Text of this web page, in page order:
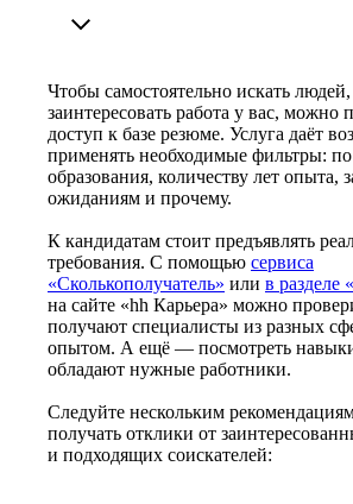
Чтобы самостоятельно искать
заинтересовать работа у вас, можно
доступ к базе резюме. Услуга даёт
применять необходимые фильтры:
образования, количеству лет опыта,
ожиданиям и прочему.
К кандидатам стоит предъявлять
требования. С помощью сервиса
«Сколькополучатель» или в разделе
на сайте «hh Карьера» можно
получают специалисты из разных
опытом. А ещё — посмотреть
обладают нужные работники.
Следуйте нескольким
получать отклики от
и подходящих соискателей: